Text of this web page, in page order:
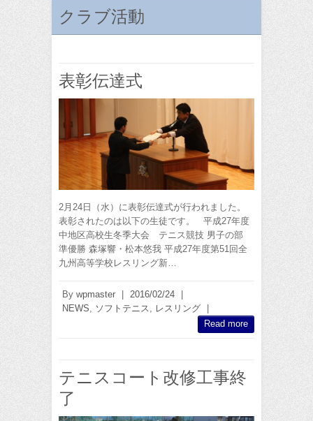
クラブ活動
表彰伝達式
2月24日（水）に表彰伝達式が行われました。
表彰されたのは以下の生徒です。 平成27年度
中地区高校生冬季大会 テニス競技 男子の部
準優勝 森塚響・松本悠我 平成27年度第51回全
九州高等学校レスリング新…
By wpmaster 2016/02/24
NEWS, ソフトテニス, レスリング
Read more
テニスコート改修工事終
了